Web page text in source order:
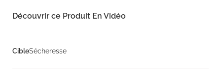
Découvrir ce Produit En Vidéo
CibleSécheresse